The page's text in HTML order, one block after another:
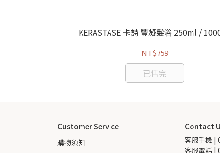
KERASTASE 卡詩 豐凝髮浴 250ml /
NT$759
已售完
Customer Service
購物須知
Contact
客服手機 |
客服電話 |